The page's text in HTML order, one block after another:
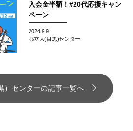
入会金半額！#20代応援キャン
ペーン
2024.9.9
都立大(目黒)センター
）センターの記事一覧へ